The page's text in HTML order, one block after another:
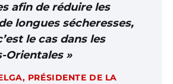
afin de réduire les
longues sécheresses,
le cas dans les
Orientales »
PRÉSIDENTE DE LA